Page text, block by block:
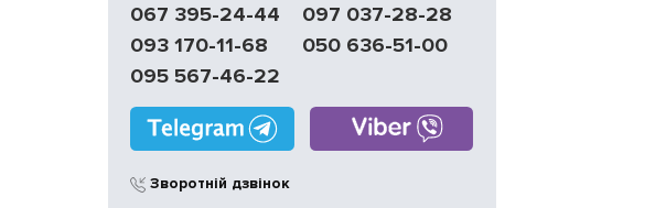
067 395-24-44
097 037-28-28
093 170-11-68
050 636-51-00
095 567-46-22
Зворотній дзвінок